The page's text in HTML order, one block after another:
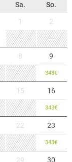
Sa. So.
1 2
8 9
343€
15 16
343€
22 23
343€
29 30